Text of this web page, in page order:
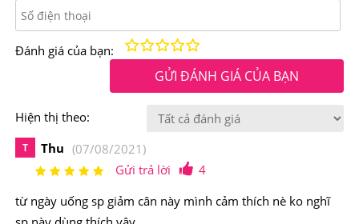
Đánh giá của bạn: Tuyệt vời!
Rất tốt
Trung bình
Fair
Kém
GỬI ĐÁNH GIÁ CỦA BẠN
Hiện thị theo:
T Thu (07/08/2021)
Gửi trả lời
4
từ ngày uống sp giảm cân này mình cảm thích nè ko nghĩ